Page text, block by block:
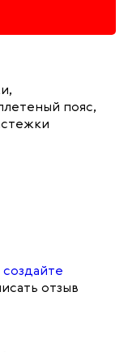
пояс,
создайте
отзыв